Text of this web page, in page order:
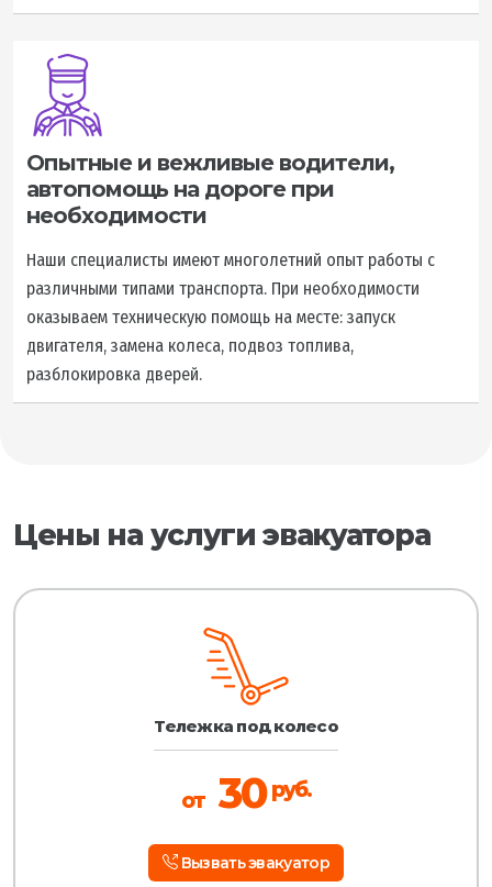
Опытные и вежливые водители,
автопомощь на дороге при
необходимости
Наши специалисты имеют многолетний опыт работы с
различными типами транспорта. При необходимости
оказываем техническую помощь на месте: запуск
двигателя, замена колеса, подвоз топлива,
разблокировка дверей.
Цены на услуги эвакуатора
Тележка под колесо
от 30 руб.
Вызвать эвакуатор